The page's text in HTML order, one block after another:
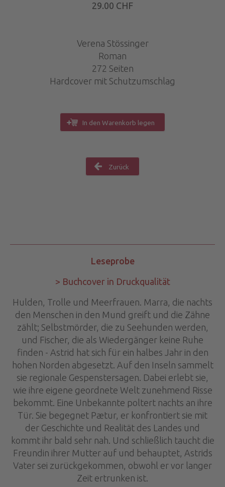
29.00 CHF
Verena Stössinger
Roman
272 Seiten
Hardcover mit Schutzumschlag
In den Warenkorb legen
Zurück
Leseprobe
> Buchcover in Druckqualität
Hulden, Trolle und Meerfrauen. Marra, die nachts
den Menschen in den Mund greift und die Zähne
zählt; Selbstmörder, die zu Seehunden werden,
und Fischer, die als Wiedergänger keine Ruhe
finden - Astrid hat sich für ein halbes Jahr in den
hohen Norden abgesetzt. Auf den Inseln sammelt
sie regionale Gespenstersagen. Dabei erlebt sie,
wie ihre eigene geordnete Welt zunehmend Risse
bekommt. Eine Unbekannte poltert nachts an ihre
Tür. Sie begegnet Pætur, er konfrontiert sie mit
der Geschichte und Realität des Landes und
kommt ihr bald sehr nah. Und schließlich taucht die
Freundin ihrer Mutter auf und behauptet, Astrids
Vater sei zurückgekommen, obwohl er vor langer
Zeit ertrunken ist.